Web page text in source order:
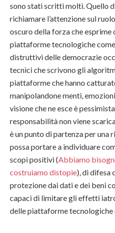
sono stati scritti molti. Quello
richiamare l’attenzione sul
oscuro della forza che esprime
piattaforme tecnologiche
distruttivi delle democrazie
tecnici che scrivono gli
piattaforme che hanno
manipolandone menti,
visione che ne esce è
responsabilità non viene
è un punto di partenza per una
possa portare a individuare
scopi positivi (Abbiamo
costruiamo distopie), di difesa
protezione dai dati e dei beni
capaci di limitare gli effetti
delle piattaforme tecnologiche